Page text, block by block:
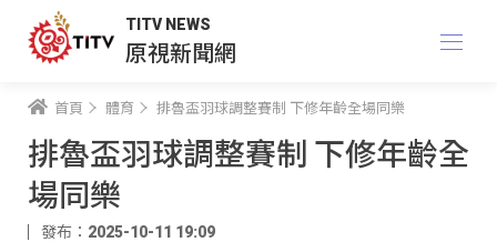
TITV NEWS
原視新聞網
首頁 體育 排魯盃羽球調整賽制 下修年齡全場同樂
排魯盃羽球調整賽制 下修年齡全
場同樂
發布：2025-10-11 19:09